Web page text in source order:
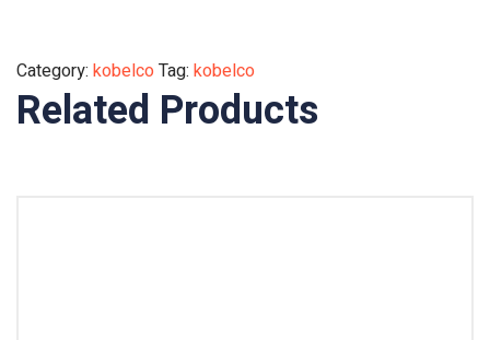
Category: kobelcoTag: kobelco
Related Products